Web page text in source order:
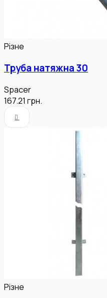
Різне
Труба натяжна 30
Spacer
167.21 грн.
Різне